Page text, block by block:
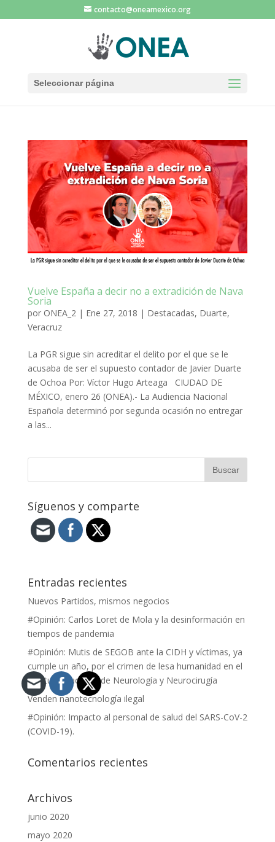
contacto@oneamexico.org
Seleccionar página
Vuelve España a decir no a extradición de Nava
Soria
por ONEA_2| Ene 27, 2018 | Destacadas, Duarte,
Veracruz
La PGR sigue sin acreditar el delito por el que se le
acusaba de ser el supuesto contador de Javier Duarte
de Ochoa Por: Víctor Hugo Arteaga CIUDAD DE
MÉXICO, enero 26 (ONEA).- La Audiencia Nacional
Española determinó por segunda ocasión no entregar
a las...
Síguenos y comparte
Entradas recientes
Nuevos Partidos, mismos negocios
#Opinión: Carlos Loret de Mola y la desinformación en
tiempos de pandemia
#Opinión: Mutis de SEGOB ante la CIDH y víctimas, ya
cumple un año, por el crimen de lesa humanidad en el
Instituto Nacional de Neurología y Neurocirugía
Venden nanotecnología ilegal
#Opinión: Impacto al personal de salud del SARS-CoV-2
(COVID-19).
Comentarios recientes
Archivos
junio 2020
mayo 2020